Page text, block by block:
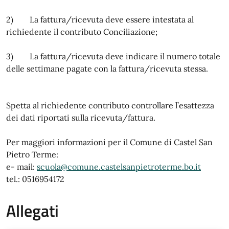
2) La fattura/ricevuta deve essere intestata al
richiedente il contributo Conciliazione;
3) La fattura/ricevuta deve indicare il numero totale
delle settimane pagate con la fattura/ricevuta stessa.
Spetta al richiedente contributo controllare l’esattezza
dei dati riportati sulla ricevuta/fattura.
Per maggiori informazioni per il Comune di Castel San
Pietro Terme:
e- mail: scuola@comune.castelsanpietroterme.bo.it
tel.: 0516954172
Allegati